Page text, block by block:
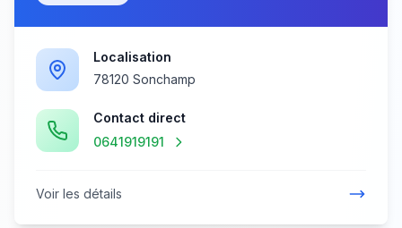
Localisation
78120 Sonchamp
Contact direct
0641919191
Voir les détails